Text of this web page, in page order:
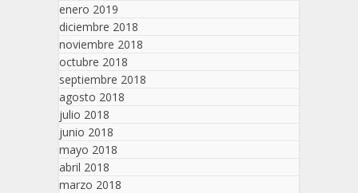
enero 2019
diciembre 2018
noviembre 2018
octubre 2018
septiembre 2018
agosto 2018
julio 2018
junio 2018
mayo 2018
abril 2018
marzo 2018